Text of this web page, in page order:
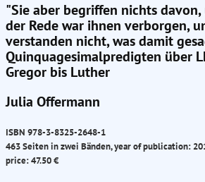
"Sie aber begriffen nichts
der Rede war ihnen verborgen,
verstanden nicht, was damit
Quinquagesimalpredigten über
Gregor bis Luther
Julia Offermann
ISBN 978-3-8325-2648-1
463 Seiten in zwei Bänden, year of publication:
price: 47.50 €